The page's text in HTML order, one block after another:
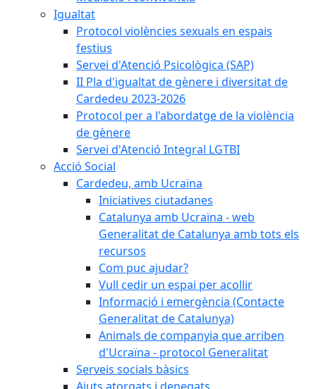
Igualtat
Protocol violències sexuals en espais
festius
Servei d'Atenció Psicològica (SAP)
II Pla d'igualtat de gènere i diversitat de
Cardedeu 2023-2026
Protocol per a l'abordatge de la violència
de gènere
Servei d'Atenció Integral LGTBI
Acció Social
Cardedeu, amb Ucraïna
Iniciatives ciutadanes
Catalunya amb Ucraïna - web
Generalitat de Catalunya amb tots els
recursos
Com puc ajudar?
Vull cedir un espai per acollir
Informació i emergència (Contacte
Generalitat de Catalunya)
Animals de companyia que arriben
d'Ucraïna - protocol Generalitat
Serveis socials bàsics